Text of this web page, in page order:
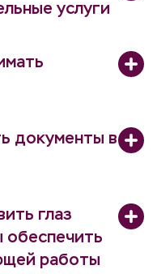
услуги
документы в
глаз
обеспечить
работы